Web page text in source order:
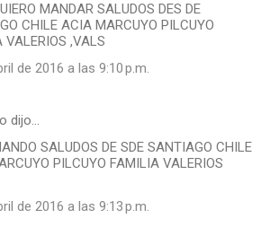
MANDAR SALUDOS DES DE
CHILE ACIA MARCUYO PILCUYO
VALERIOS ,VALS
de 2016 a las 9:10 p.m.
dijo…
SALUDOS DE SDE SANTIAGO CHILE
PILCUYO FAMILIA VALERIOS
de 2016 a las 9:13 p.m.